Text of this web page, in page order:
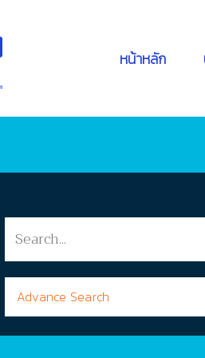
หน้าหลัก
Advance Search